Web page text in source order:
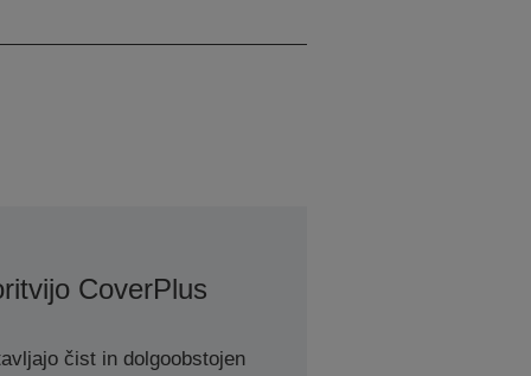
CoverPlus
čist in dolgoobstojen